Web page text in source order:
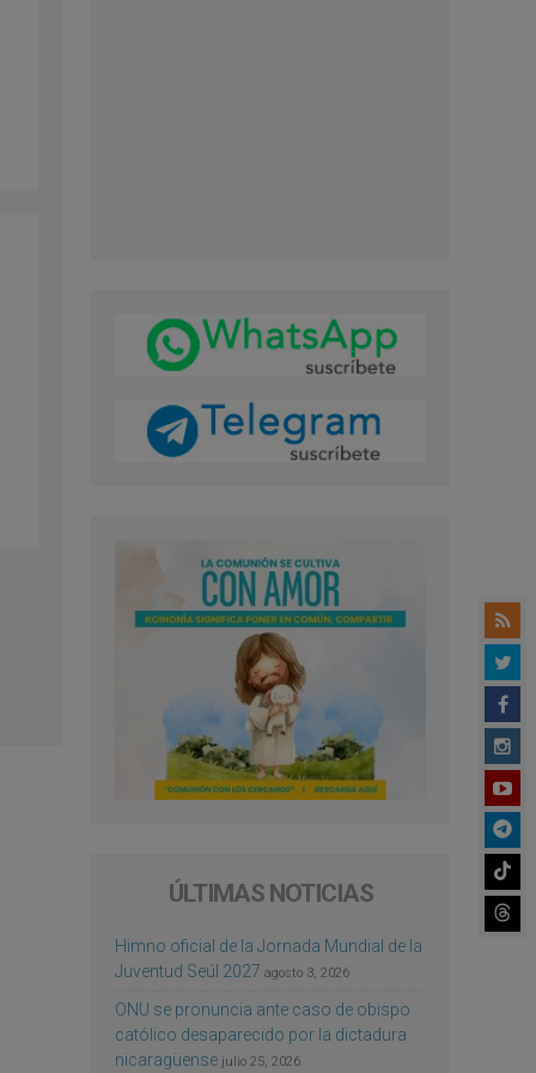
ÚLTIMAS NOTICIAS
Himno oficial de la Jornada Mundial de la
Juventud Seúl 2027 agosto 3, 2026
ONU se pronuncia ante caso de obispo
católico desaparecido por la dictadura
nicaragüense julio 25, 2026